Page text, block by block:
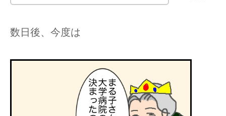
数日後、今度は